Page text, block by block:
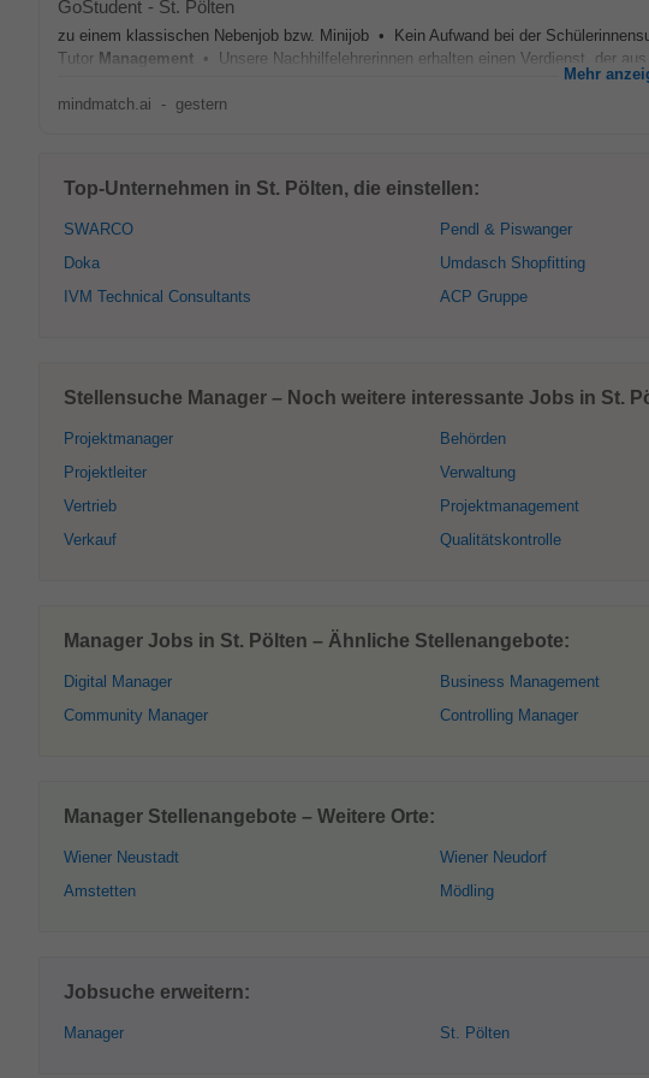
GoStudent - St. Pölten
zu einem klassischen Nebenjob bzw. Minijob • Kein Aufwand bei der
Tutor Management • Unsere Nachhilfelehrerinnen erhalten einen Verdienst, der
Mehr
mindmatch.ai - gestern
Top-Unternehmen in St. Pölten, die einstellen:
SWARCO
Doka
IVM Technical Consultants
Pendl & Piswanger
Umdasch Shopfitting
ACP Gruppe
Stellensuche Manager – Noch weitere interessante Jobs in St.
Projektmanager
Projektleiter
Vertrieb
Verkauf
Behörden
Verwaltung
Projektmanagement
Qualitätskontrolle
Manager Jobs in St. Pölten – Ähnliche Stellenangebote:
Digital Manager
Community Manager
Business Management
Controlling Manager
Manager Stellenangebote – Weitere Orte:
Wiener Neustadt
Amstetten
Wiener Neudorf
Mödling
Jobsuche erweitern:
Manager St. Pölten